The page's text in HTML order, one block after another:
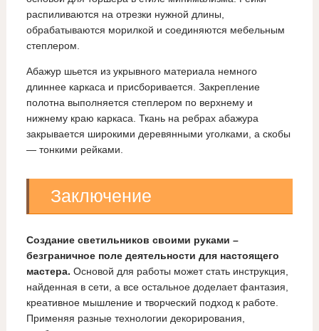
распиливаются на отрезки нужной длины,
обрабатываются морилкой и соединяются мебельным
степлером.
Абажур шьется из укрывного материала немного
длиннее каркаса и присборивается. Закрепление
полотна выполняется степлером по верхнему и
нижнему краю каркаса. Ткань на ребрах абажура
закрывается широкими деревянными уголками, а скобы
— тонкими рейками.
Заключение
Создание светильников своими руками –
безграничное поле деятельности для настоящего
мастера. Основой для работы может стать инструкция,
найденная в сети, а все остальное доделает фантазия,
креативное мышление и творческий подход к работе.
Применяя разные технологии декорирования,